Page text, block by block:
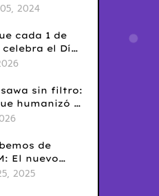
2024
cada 1 de
celebra el Día
nació una
del fandom
sin filtro:
humanizó el
de
El nuevo
celular de
2025